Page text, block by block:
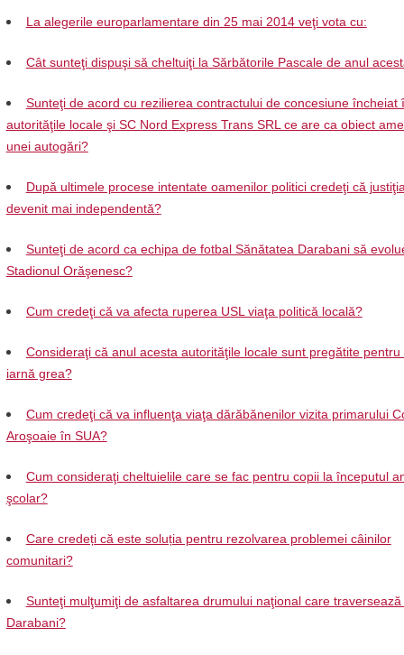
La alegerile europarlamentare din 25 mai 2014 veţi vota cu:
Cât sunteţi dispuşi să cheltuiţi la Sărbătorile Pascale de anul
Sunteţi de acord cu rezilierea contractului de concesiune încheiat
autorităţile locale şi SC Nord Express Trans SRL ce are ca obiect
unei autogări?
După ultimele procese intentate oamenilor politici credeţi că
devenit mai independentă?
Sunteţi de acord ca echipa de fotbal Sănătatea Darabani să
Stadionul Orăşenesc?
Cum credeţi că va afecta ruperea USL viaţa politică locală?
Consideraţi că anul acesta autorităţile locale sunt pregătite pentru
iarnă grea?
Cum credeţi că va influenţa viaţa dărăbănenilor vizita primarului
Aroşoaie în SUA?
Cum consideraţi cheltuielile care se fac pentru copii la începutul
şcolar?
Care credeți că este soluția pentru rezolvarea problemei câinilor
comunitari?
Sunteţi mulţumiţi de asfaltarea drumului naţional care
Darabani?